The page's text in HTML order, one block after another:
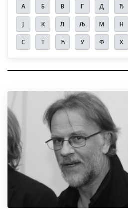
А Б В Г Д Ђ
Ј К Л Љ М Н
С Т Ћ У Ф Х